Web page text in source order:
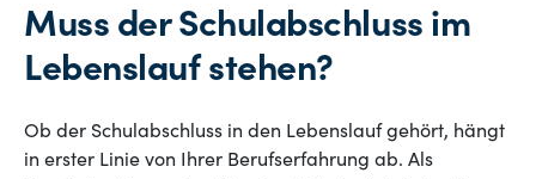
Muss der Schulabschluss im
Lebenslauf stehen?
Ob der Schulabschluss in den Lebenslauf gehört, hängt
in erster Linie von Ihrer Berufserfahrung ab. Als